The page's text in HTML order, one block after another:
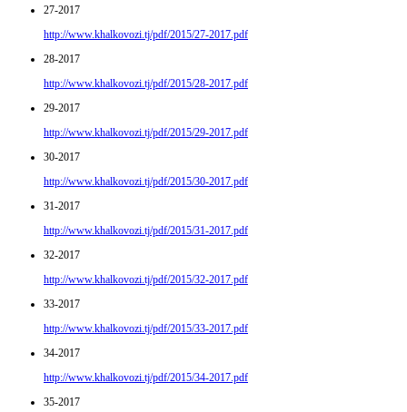
27-2017
http://www.khalkovozi.tj/pdf/2015/27-2017.pdf
28-2017
http://www.khalkovozi.tj/pdf/2015/28-2017.pdf
29-2017
http://www.khalkovozi.tj/pdf/2015/29-2017.pdf
30-2017
http://www.khalkovozi.tj/pdf/2015/30-2017.pdf
31-2017
http://www.khalkovozi.tj/pdf/2015/31-2017.pdf
32-2017
http://www.khalkovozi.tj/pdf/2015/32-2017.pdf
33-2017
http://www.khalkovozi.tj/pdf/2015/33-2017.pdf
34-2017
http://www.khalkovozi.tj/pdf/2015/34-2017.pdf
35-2017